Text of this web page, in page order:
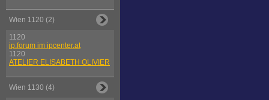
Wien 1120 (2)
1120
ip.forum im ipcenter.at
1120
ATELIER ELISABETH OLIVIER
Wien 1130 (4)